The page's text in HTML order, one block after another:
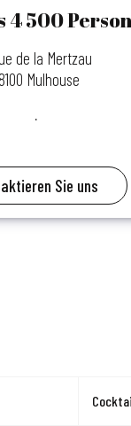
4 500
de la Mertzau
Mulhouse
.
Sie uns